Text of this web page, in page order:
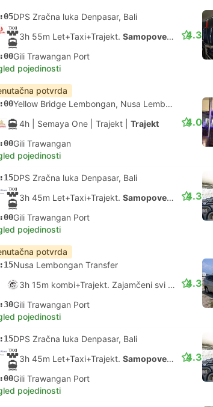
DPS Zračna luka Denpasar, Bali
3h 55m Let+Taxi+Trajekt. Samopovezivanje
Gili Trawangan Port
4.3
pojedinosti
potvrda
Yellow Bridge Lembongan, Nusa Lembongan
4h | Semaya One Trajekt Trajekt
Gili Trawangan
4.0
pojedinosti
DPS Zračna luka Denpasar, Bali
3h 45m Let+Taxi+Trajekt. Samopovezivanje
Gili Trawangan Port
4.3
pojedinosti
potvrda
Nusa Lembongan Transfer
3h 15m kombi+Trajekt. Zajamčeni svi priključci
Gili Trawangan Port
4.3
pojedinosti
DPS Zračna luka Denpasar, Bali
3h 45m Let+Taxi+Trajekt. Samopovezivanje
Gili Trawangan Port
4.3
pojedinosti